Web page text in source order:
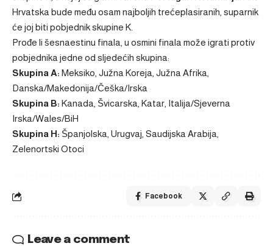
Hrvatska bude među osam najboljih trećeplasiranih, suparnik
će joj biti pobjednik skupine K.
Prođe li šesnaestinu finala, u osmini finala može igrati protiv
pobjednika jedne od sljedećih skupina:
Skupina A: Meksiko, Južna Koreja, Južna Afrika,
Danska/Makedonija/Češka/Irska
Skupina B: Kanada, Švicarska, Katar, Italija/Sjeverna
Irska/Wales/BiH
Skupina H: Španjolska, Urugvaj, Saudijska Arabija,
Zelenortski Otoci
Facebook
Leave a comment